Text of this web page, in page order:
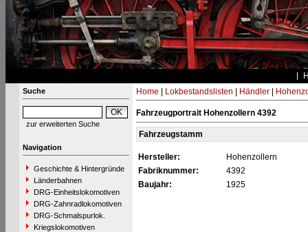
Suche
zur erweiterten Suche
Navigation
Geschichte & Hintergründe
Länderbahnen
DRG-Einheitslokomotiven
DRG-Zahnradlokomotiven
DRG-Schmalspurlok.
Kriegslokomotiven
Home Lokbestandslisten Händler|
Fahrzeugportrait Hohenzollern 4392
Fahrzeugstamm
Hersteller:
Hohenzollern
Fabriknummer:
4392
Baujahr:
1925